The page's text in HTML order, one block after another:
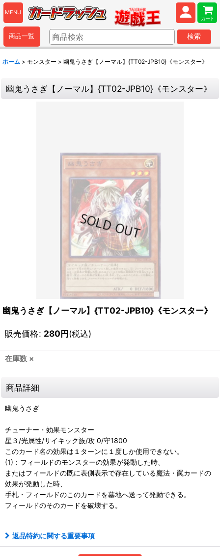
MENU
カート
商品一覧 検索
ホーム > モンスター > 幽鬼うさぎ【ノーマル】{TT02-JPB10}《モンスター》
幽鬼うさぎ【ノーマル】{TT02-JPB10}《モンスター》
幽鬼うさぎ【ノーマル】{TT02-JPB10}《モンスター》
販売価格: 280円(税込)
在庫数 ×
商品詳細
幽鬼うさぎ
チューナー・効果モンスター
星３/光属性/サイキック族/攻 0/守1800
このカード名の効果は１ターンに１度しか使用できない。
(1)：フィールドのモンスターの効果が発動した時、
またはフィールドの既に表側表示で存在している魔法・罠カードの
効果が発動した時、
手札・フィールドのこのカードを墓地へ送って発動できる。
フィールドのそのカードを破壊する。
返品特約に関する重要事項